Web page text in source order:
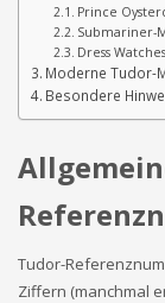
Prince
Submariner-
Dress Watches
Moderne Tudor-
Besondere
Tudor-
Ziffern (manchmal